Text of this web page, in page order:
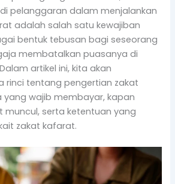
pelanggaran dalam menjalankan
adalah salah satu kewajiban
bentuk tebusan bagi seseorang
membatalkan puasanya di
artikel ini, kita akan
rinci tentang pengertian zakat
yang wajib membayar, kapan
muncul, serta ketentuan yang
zakat kafarat.